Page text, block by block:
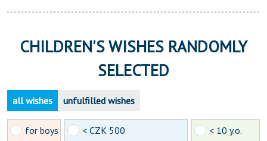
CHILDREN'S WISHES RANDOMLY
SELECTED
all wishes unfulfilled wishes
for boys
< CZK 500
< 10 y.o.